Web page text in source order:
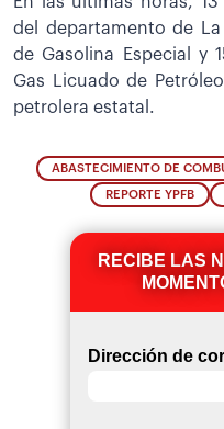
del departamento de
de Gasolina Especial y
Gas Licuado de
petrolera estatal.
ABASTECIMIENTO DE
REPORTE YPFB
RECIBE LAS
Dirección de